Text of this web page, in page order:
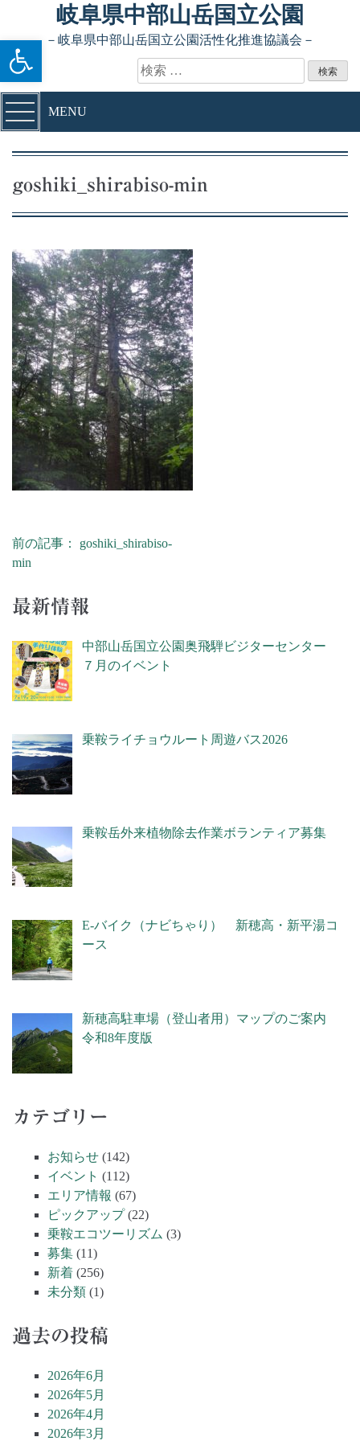
ツールバーを開く
Skip to content岐阜県中部山岳国立公園
－岐阜県中部山岳国立公園活性化推進協議会－
検索:
MENU
goshiki_shirabiso-min
投稿ナビゲーション
前の記事： goshiki_shirabiso-
min
最新情報
中部山岳国立公園奥飛騨ビジターセンター
７月のイベント
乗鞍ライチョウルート周遊バス2026
乗鞍岳外来植物除去作業ボランティア募集
E-バイク（ナビちゃり） 新穂高・新平湯コ
ース
新穂高駐車場（登山者用）マップのご案内
令和8年度版
カテゴリー
お知らせ (142)
イベント (112)
エリア情報 (67)
ピックアップ(22)
乗鞍エコツーリズム (3)
募集 (11)
新着 (256)
未分類 (1)
過去の投稿
2026年6月
2026年5月
2026年4月
2026年3月